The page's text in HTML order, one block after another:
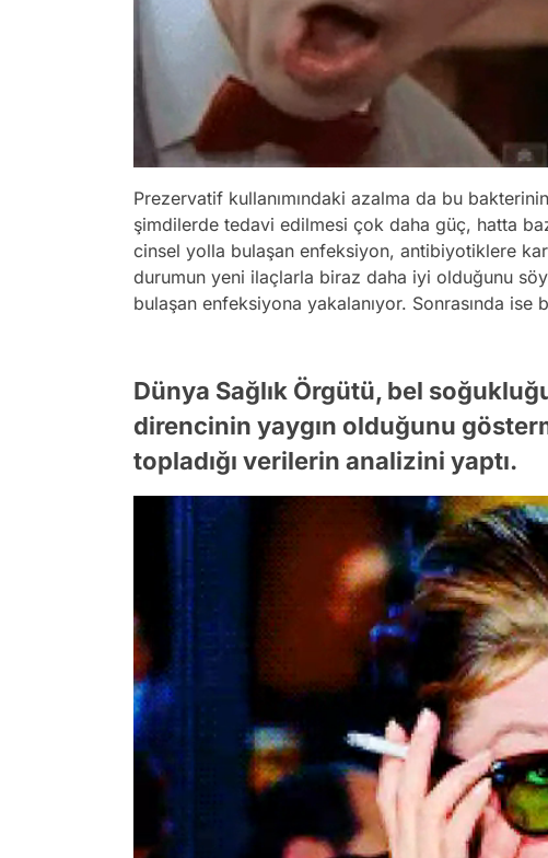
Prezervatif kullanımındaki azalma da bu
şimdilerde tedavi edilmesi çok daha güç, hatta
cinsel yolla bulaşan enfeksiyon, antibiyotiklere
durumun yeni ilaçlarla biraz daha iyi olduğunu
bulaşan enfeksiyona yakalanıyor. Sonrasında ise
Dünya Sağlık Örgütü, bel
direncinin yaygın olduğunu
topladığı verilerin analizini yaptı.